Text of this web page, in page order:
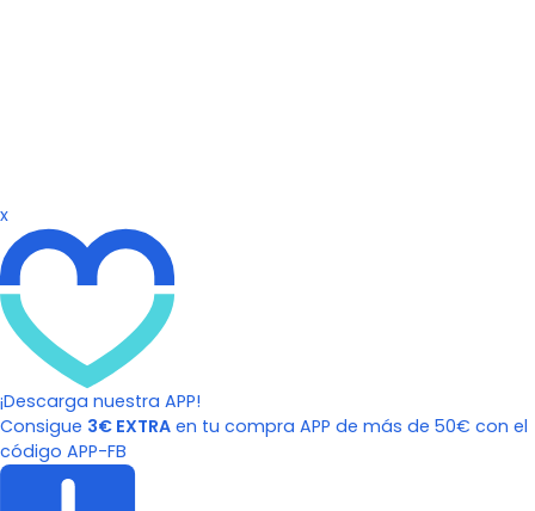
x
¡Descarga nuestra APP!
Consigue 3€ EXTRA en tu compra APP de más de 50€ con el
código APP-FB